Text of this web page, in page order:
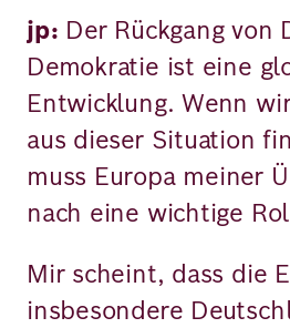
jp: Der Rückgang von
Demokratie ist eine
Entwicklung. Wenn
aus dieser Situation
muss Europa meiner
nach eine wichtige
Mir scheint, dass die
insbesondere